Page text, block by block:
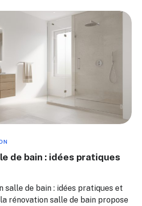
de bain : idées pratiques
salle de bain : idées pratiques et
rénovation salle de bain propose